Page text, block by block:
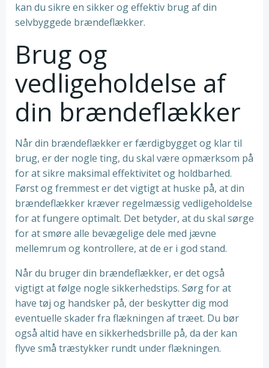
kan du sikre en sikker og effektiv brug af din
selvbyggede brændeflækker.
Brug og
vedligeholdelse af
din brændeflækker
Når din brændeflækker er færdigbygget og klar til
brug, er der nogle ting, du skal være opmærksom på
for at sikre maksimal effektivitet og holdbarhed.
Først og fremmest er det vigtigt at huske på, at din
brændeflækker kræver regelmæssig vedligeholdelse
for at fungere optimalt. Det betyder, at du skal sørge
for at smøre alle bevægelige dele med jævne
mellemrum og kontrollere, at de er i god stand.
Når du bruger din brændeflækker, er det også
vigtigt at følge nogle sikkerhedstips. Sørg for at
have tøj og handsker på, der beskytter dig mod
eventuelle skader fra flækningen af træet. Du bør
også altid have en sikkerhedsbrille på, da der kan
flyve små træstykker rundt under flækningen.